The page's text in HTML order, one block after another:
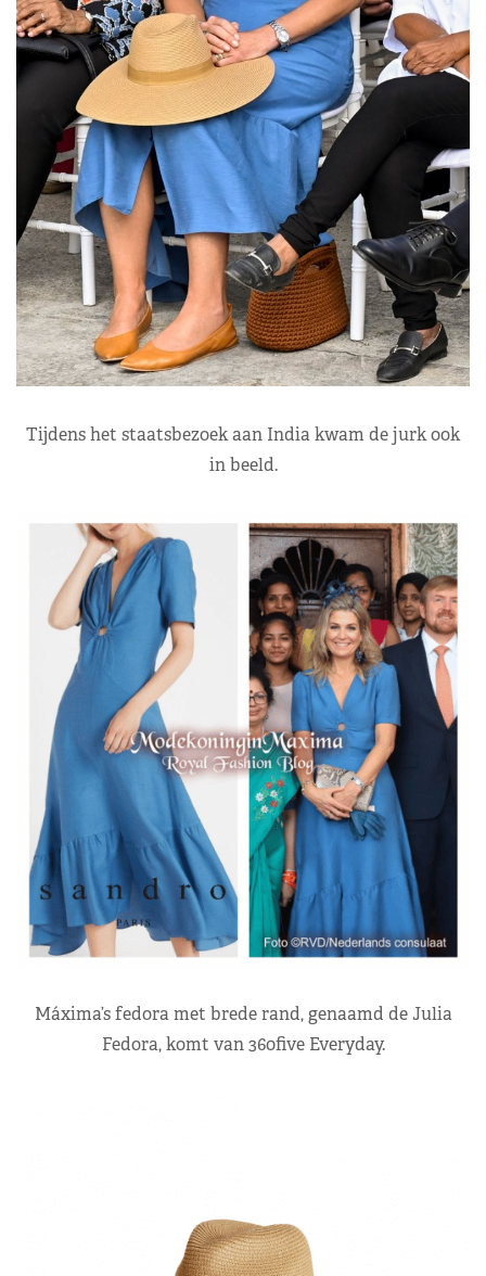
Tijdens het staatsbezoek aan India kwam de jurk ook
in beeld.
Máxima’s fedora met brede rand, genaamd de Julia
Fedora, komt van 360five Everyday.